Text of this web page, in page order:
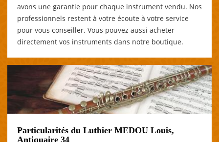
avons une garantie pour chaque instrument vendu. Nos
professionnels restent à votre écoute à votre service
pour vous conseiller. Vous pouvez aussi acheter
directement vos instruments dans notre boutique.
Particularités du Luthier MEDOU Louis,
Antiquaire 34